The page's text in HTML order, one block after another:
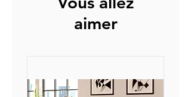
Piétement métallique très robuste
en tube 60 x 30 mm équipé de
aimer